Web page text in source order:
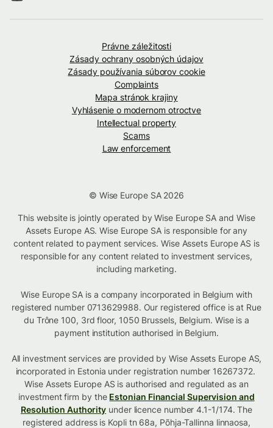
Právne záležitosti
Zásady ochrany osobných údajov
Zásady používania súborov cookie
Complaints
Mapa stránok krajiny
Vyhlásenie o modernom otroctve
Intellectual property
Scams
Law enforcement
© Wise Europe SA 2026
This website is jointly operated by Wise Europe SA and Wise
Assets Europe AS. Wise Europe SA is responsible for any
content related to payment services. Wise Assets Europe AS is
responsible for any content related to investment services,
including marketing.
Wise Europe SA is a company incorporated in Belgium with
registered number 0713629988. Our registered office is at Rue
du Trône 100, 3rd floor, 1050 Brussels, Belgium. Wise is a
payment institution authorised in Belgium.
All investment services are provided by Wise Assets Europe AS,
incorporated in Estonia under registration number 16267372.
Wise Assets Europe AS is authorised and regulated as an
investment firm by the Estonian Financial Supervision and
Resolution Authority under licence number 4.1-1/174. The
registered address is Kopli tn 68a, Põhja-Tallinna linnaosa,